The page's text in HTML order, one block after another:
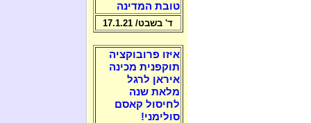
טובת המדינה
ד' בשבט/ 17.1.21
איזו פרובוקציה
תוקפנית מכינה
איראן לרגל
מלאת שנה
לחיסול קאסם
סולימני!